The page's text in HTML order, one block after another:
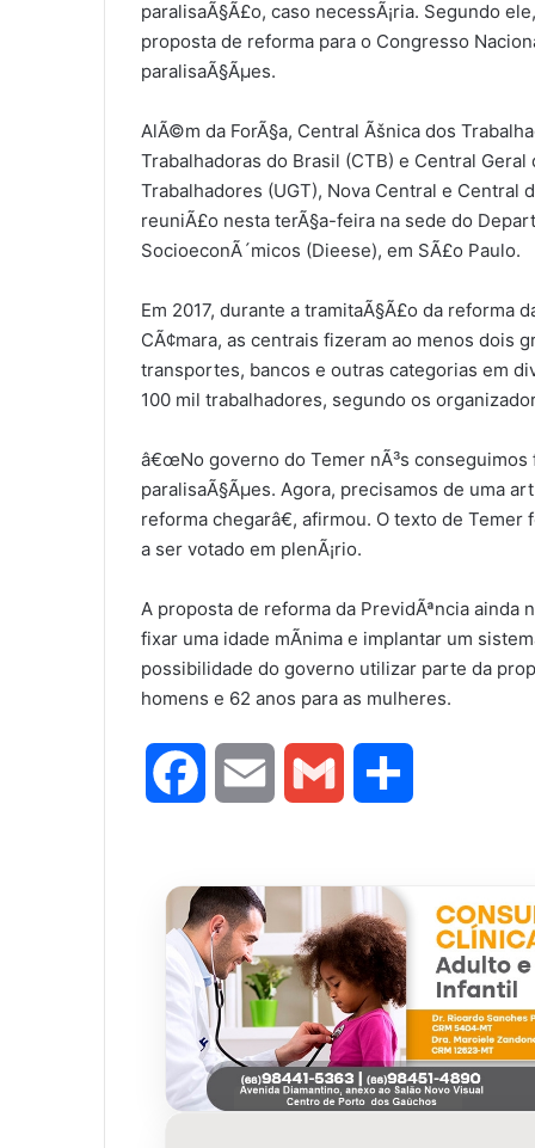
paralisaÃ§Ã£o, caso necessÃ¡ria. Segundo
proposta de reforma para o Congresso
paralisaÃ§Ãµes.
AlÃ©m da ForÃ§a, Central Ãšnica dos
Trabalhadoras do Brasil (CTB) e Central
Trabalhadores (UGT), Nova Central e
reuniÃ£o nesta terÃ§a-feira na sede do
SocioeconÃ´micos (Dieese), em SÃ£o Paulo.
Em 2017, durante a tramitaÃ§Ã£o da reforma
CÃ¢mara, as centrais fizeram ao menos dois
transportes, bancos e outras categorias em
100 mil trabalhadores, segundo os
â€œNo governo do Temer nÃ³s
paralisaÃ§Ãµes. Agora, precisamos de uma
reforma chegarâ€, afirmou. O texto de
a ser votado em plenÃ¡rio.
A proposta de reforma da PrevidÃªncia ainda
fixar uma idade mÃ­nima e implantar um
possibilidade do governo utilizar parte da
homens e 62 anos para as mulheres.
c
e
b
o
a
i
l
a
i
l e